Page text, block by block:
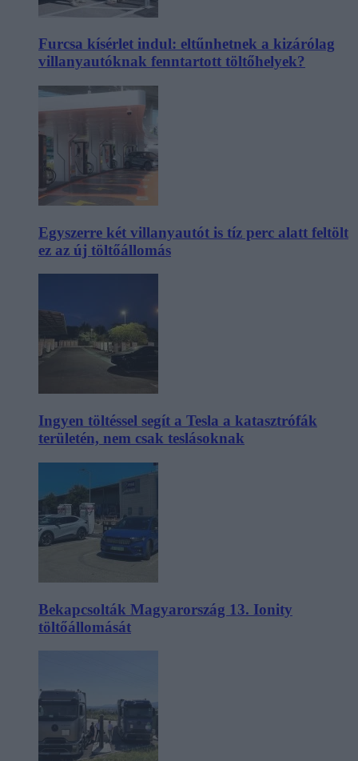
Furcsa kísérlet indul: eltűnhetnek a kizárólag
villanyautóknak fenntartott töltőhelyek?
Egyszerre két villanyautót is tíz perc alatt feltölt
ez az új töltőállomás
Ingyen töltéssel segít a Tesla a katasztrófák
területén, nem csak teslásoknak
Bekapcsolták Magyarország 13. Ionity
töltőállomását